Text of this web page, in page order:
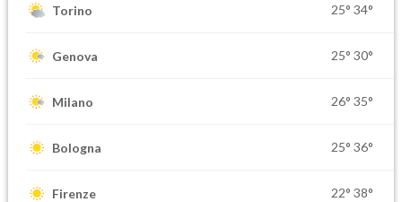
Torino 25° 34°
Genova 25° 30°
Milano 26° 35°
Bologna 25° 36°
Firenze 22° 38°